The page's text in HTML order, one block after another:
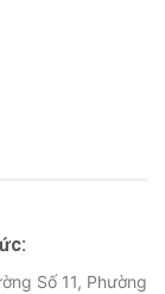
Số 11, Phường